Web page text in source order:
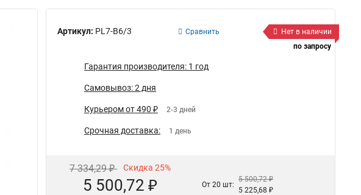
Артикул: PL7-B6/3 Сравнить
Нет в наличии
по запросу
Гарантия производителя: 1 год
Самовывоз: 2 дня
Курьером от 490 ₽ 2-3 дней
Срочная доставка: 1 день
7 334,29 ₽ Скидка 25%
5 500,72 ₽ От 20 шт:
5 500,72 ₽
5 225,68 ₽